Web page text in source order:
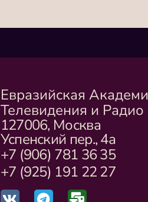
Евразийская
Телевидения и Радио
127006, Москва
Успенский пер., 4а
+7 (906) 781 36 35
+7 (925) 191 22 27